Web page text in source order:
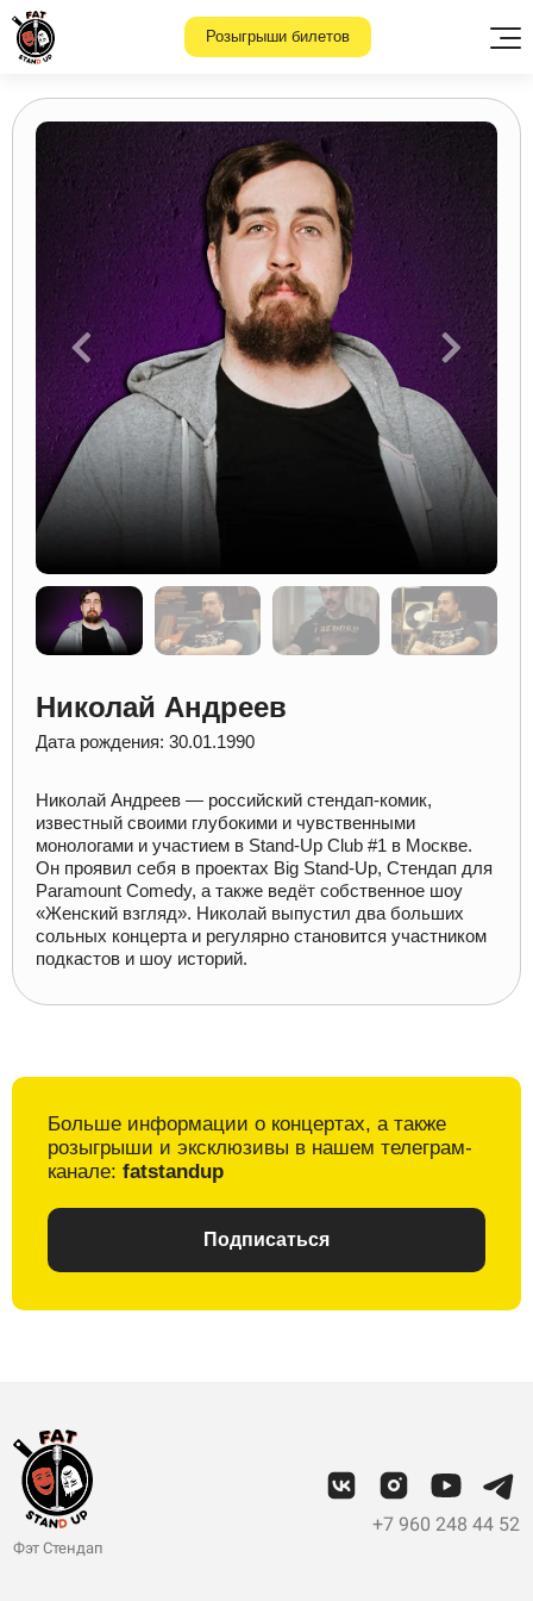
Розыгрыши билетов
Николай Андреев
Дата рождения: 30.01.1990
Николай Андреев — российский стендап-комик,
известный своими глубокими и чувственными
монологами и участием в Stand-Up Club #1 в Москве.
Он проявил себя в проектах Big Stand-Up, Стендап для
Paramount Comedy, а также ведёт собственное шоу
«Женский взгляд». Николай выпустил два больших
сольных концерта и регулярно становится участником
подкастов и шоу историй.
Больше информации о концертах, а также
розыгрыши и эксклюзивы в нашем телеграм-
канале: fatstandup
Подписаться
Фэт Стендап
+7 960 248 44 52